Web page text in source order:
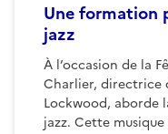
Une formation
jazz
À l’occasion de la
Charlier, directrice
Lockwood, aborde
jazz. Cette